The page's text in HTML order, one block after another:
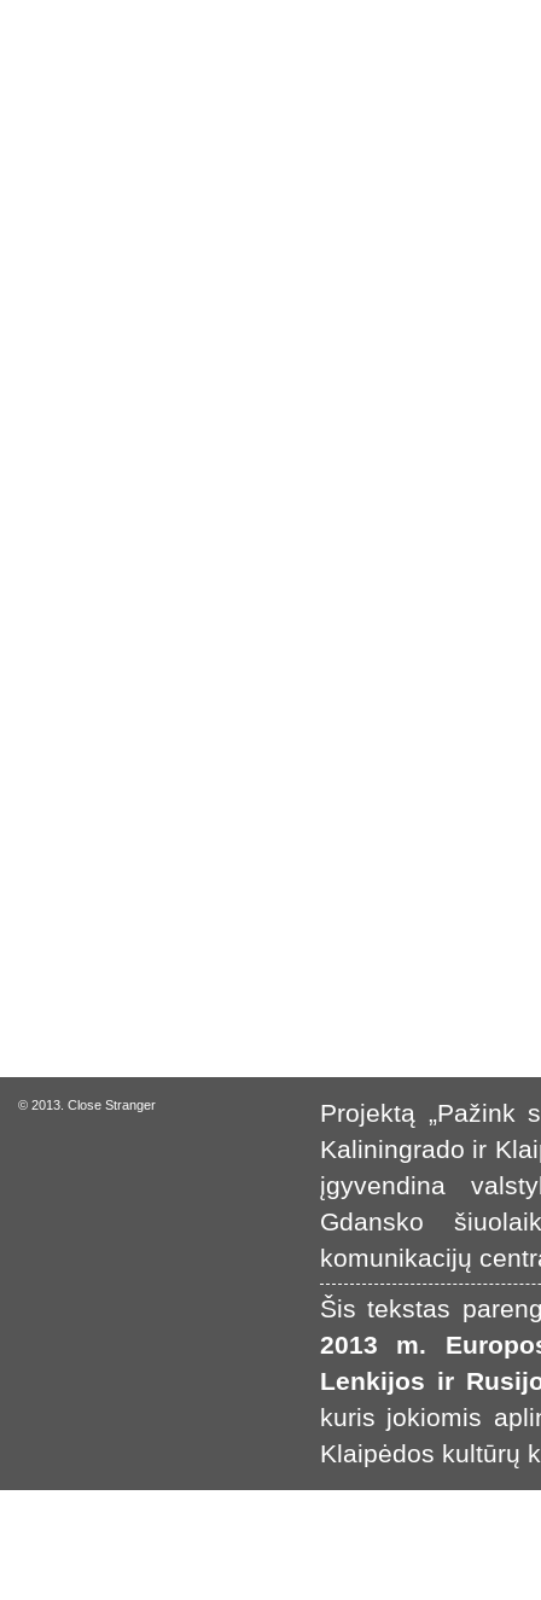
© 2013. Close Stranger
Projektą „Pažink
Kaliningrado ir
įgyvendina
Gdansko
komunikacijų
Šis tekstas
2013 m.
Lenkijos ir
kuris jokiomis
Klaipėdos kultūrų